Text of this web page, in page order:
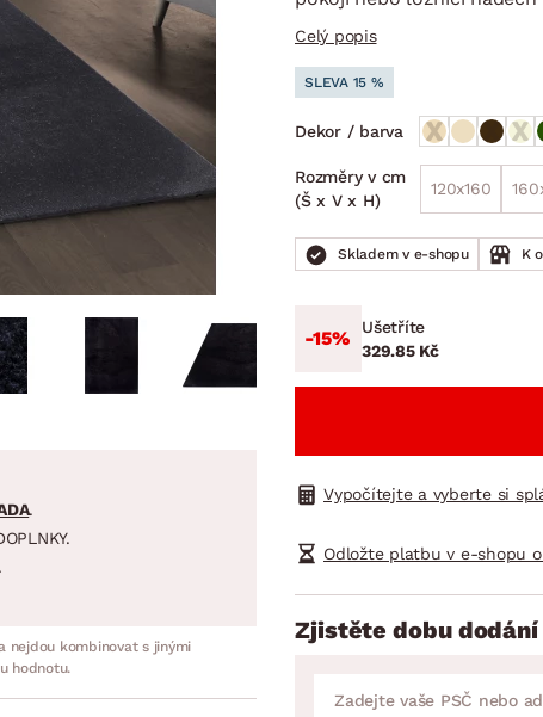
DOMÁCÍ SPOTŘEBIČE ZAHRADNÍ
Celý popis
SLEVA 15 %
Dekor / barva
Rozměry v cm
(Š x V x H)
120x160
Skladem v e-shopu K
-15%
Ušetříte
329.85 Kč
Vypočítejte a vyberte si
Odložte platbu v e-shopu
Zjistěte dobu
.
nejdou kombinovat s jinými
hodnotu.